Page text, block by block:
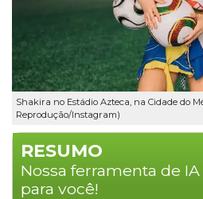
Shakira no Estádio Azteca, na Cidade do
Reprodução/Instagram)
RESUMO
Nossa ferramenta de
para você!